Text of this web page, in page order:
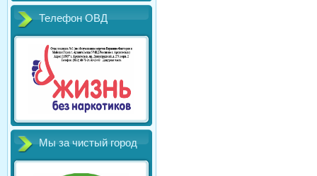
Телефон ОВД
Мы за чистый город